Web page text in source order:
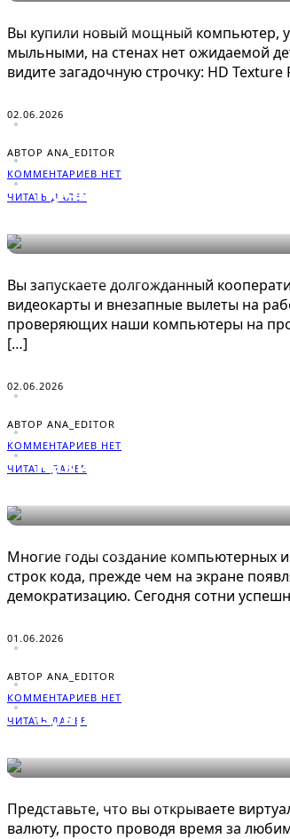
Вы купили новый мощный компьютер,
мыльными, на стенах нет ожидаемой
видите загадочную строчку: HD
02.06.2026
АВТОР ANA_EDITOR
КОММЕНТАРИЕВ НЕТ
ЧИТАТЬ ДАЛЕЕ
Почему игра Peak
Вы запускаете долгожданный
видеокарты и внезапные вылеты на
проверяющих наши компьютеры на
[…]
02.06.2026
АВТОР ANA_EDITOR
КОММЕНТАРИЕВ НЕТ
ЧИТАТЬ ДАЛЕЕ
Какие навыки
Многие годы создание компьютерных
строк кода, прежде чем на экране
демократизацию. Сегодня сотни
01.06.2026
АВТОР ANA_EDITOR
КОММЕНТАРИЕВ НЕТ
ЧИТАТЬ ДАЛЕЕ
Современные тренды
Представьте, что вы открываете
валюту, просто проводя время за